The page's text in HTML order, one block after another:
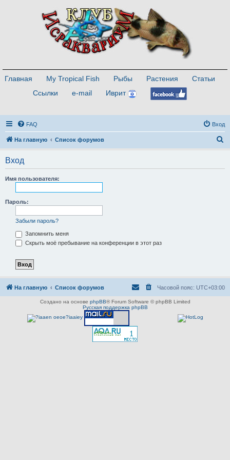
Главная My Tropical Fish Рыбы Растения
Статьи
Ссылки
e-mail Иврит
FAQ Вход
На главную Список форумов
Вход
Имя пользователя:
Пароль:
Забыли пароль?
Запомнить меня
Скрыть моё пребывание на конференции в этот раз
На главную Список форумов Часовой пояс: UTC+03:00
Создано на основе phpBB® Forum Software © phpBB Limited
Русская поддержка phpBB